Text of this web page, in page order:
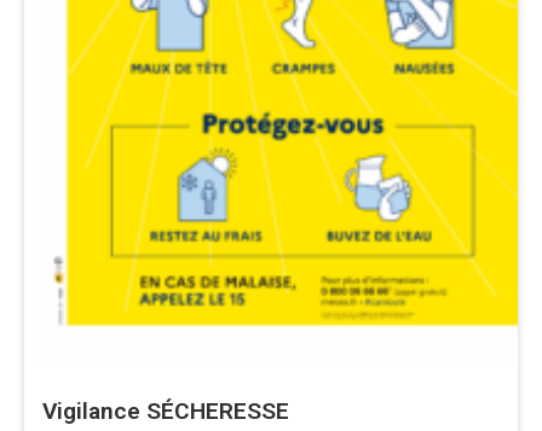
Vigilance SÉCHERESSE